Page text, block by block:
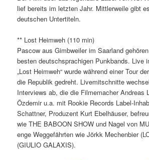
lief bereits im letzten Jahr. Mittlerweile gibt
deutschen Untertiteln.
** Lost Heimweh (110 min)
Pascow aus Gimbweiler im Saarland
besten deutschsprachigen Punkbands. Live
„Lost Heimweh“ wurde während einer Tour
die Republik gedreht. Livemitschnitte
Interviews ab, die die Filmemacher Andreas
Özdemir u.a. mit Rookie Records Label-
Schattner, Produzent Kurt Ebelhäuser,
wie THE BABOON SHOW und Nagel von
enge Weggefährten wie Jörkk Mechenbier
(GIULIO GALAXIS).